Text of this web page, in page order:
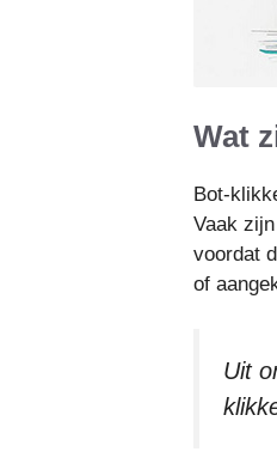
Wat
Bot-
Vaak
voordat
of
Uit